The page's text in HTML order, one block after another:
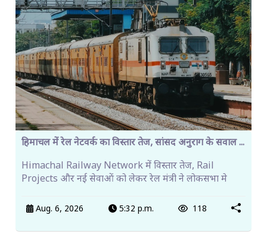
हिमाचल में रेल नेटवर्क का विस्तार तेज, सांसद अनुराग के सवाल ...
Himachal Railway Network में विस्तार तेज, Rail
Projects और नई सेवाओं को लेकर रेल मंत्री ने लोकसभा मे
Aug. 6, 2026 5:32 p.m. 118